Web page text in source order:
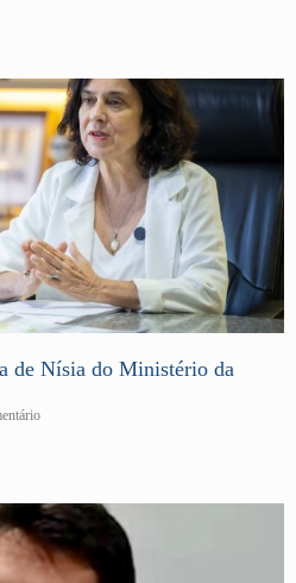
de Nísia do Ministério da